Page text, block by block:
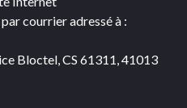
courrier adressé à :
Bloctel, CS 61311, 41013